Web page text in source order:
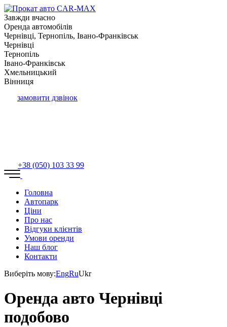
Завжди вчасно
Оренда автомобілів
Чернівці, Тернопіль, Івано-Франківськ
Чернівці
Тернопіль
Івано-Франківськ
Хмельницький
Вінниця
замовити дзвінок
+38 (050) 103 33 99
Головна
Автопарк
Ціни
Про нас
Відгуки клієнтів
Умови оренди
Наш блог
Контакти
Виберіть мову:EngRuUkr
Оренда авто Чернівці
подобово